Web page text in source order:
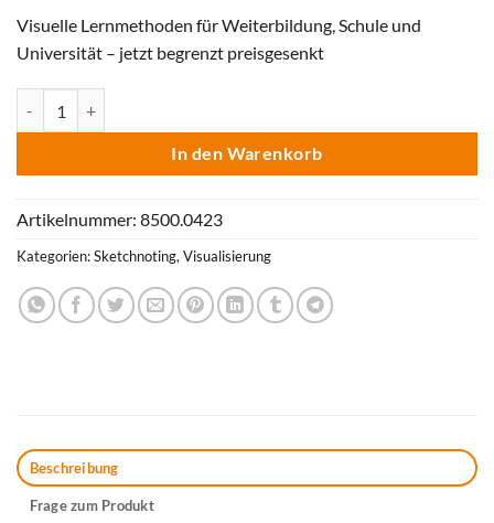
Visuelle Lernmethoden für Weiterbildung, Schule und
Universität – jetzt begrenzt preisgesenkt
In den Warenkorb
Artikelnummer: 8500.0423
Kategorien:Sketchnoting,Visualisierung
Beschreibung
Frage zum Produkt